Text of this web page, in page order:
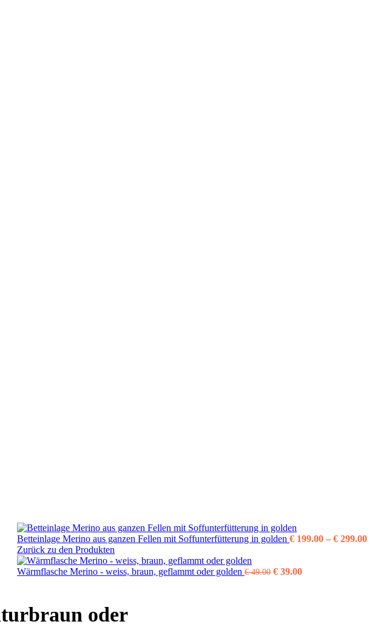
Betteinlage Merino aus ganzen Fellen mit Soffunterfütterung in golden € 199.00 – € 299.00
Zurück zu den Produkten
Wärmflasche Merino - weiss, braun, geflammt oder golden €49.00 Ursprünglicher
€ 39.00Aktueller
oder